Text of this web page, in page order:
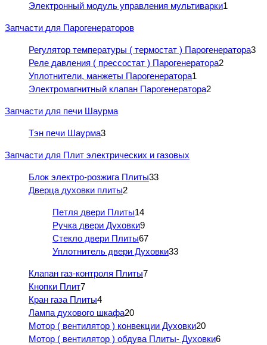
Электронный модуль управления мультиварки1
Запчасти для Парогенераторов
Регулятор температуры ( термостат ) Парогенератора3
Реле давления ( прессостат ) Парогенератора2
Уплотнители, манжеты Парогенератора1
Электромагнитный клапан Парогенератора2
Запчасти для печи Шаурма
Тэн печи Шаурма3
Запчасти для Плит электрических и газовых
Блок электро-розжига Плиты33
Дверца духовки плиты2
Петля двери Плиты14
Ручка двери Духовки9
Стекло двери Плиты67
Уплотнитель двери Духовки33
Клапан газ-контроля Плиты7
Кнопки Плит7
Кран газа Плиты4
Лампа духового шкафа20
Мотор ( вентилятор ) конвекции Духовки20
Мотор ( вентилятор ) обдува Плиты- Духовки6